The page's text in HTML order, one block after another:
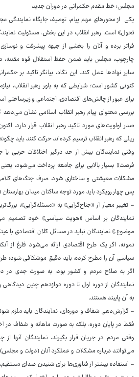
مجلس؛ خط مقدم حکمرانی در دوران جدید
یکی از محورهای مهم پیام، توصیف جایگاه
تحول» است. رهبر انقلاب در این بخش، مسئولیت
فراتر برده و آنان را بخشی از جبهه پیشرفت و
چارچوب، مجلس باید ضمن حفظ استقلال قوه مقننه،
سایر نهادها عمل کند. این نگاه، بیانگر تاکید بر
کنونی کشور است؛ شرایطی که به باور رهبر انقلاب،
برای عبور از چالش‌های اقتصادی، اجتماعی و زیرساختی
بررسی محتوای پیام رهبر انقلاب اسلامی نشان
صدر اولویت‌های مورد تاکید رهبر انقلاب قرار دارد.
ریلی که رهبر انقلاب ترسیم کرده‌اند حرکت کنند باید
وقتی نمایندگان بیش از حد درگیر اختلافات حزبی
فرصت» بسیار بالایی برای جامعه پرداخت می‌شود،
مشکلات معیشتی و ساختاری شود، صرف جنگ‌های
پس چهار رویکرد باید مورد توجه ساکنان میدان
- تغییر معیار از «جناح‌گرایی» به «مسئله‌گرایی»:
نمایندگان بر اساس «هویت سیاسی» خود تصمیم
موضوع.» نمایندگان نباید در مسائل کلان اقتصادی با
نمونه، اگر یک طرح اقتصادی ارائه می‌شود فارغ از
سیاسی آن را مطرح کرده، باید دقیق موشکافی شود؛
اگر به صلاح مردم و کشور بود، به صورت جدی در
نمایندگان از دوره اول تا دوره دوازدهم چنین
به آن پایبند هستند.
- گزارش‌دهی شفاف و دوره‌ای: نمایندگان باید ملزم
فقط در پایان دوره، بلکه به صورت ماهانه و شفاف در
وقتی مردم در جریان قرار بگیرند، نمایندگان آنها از
می‌توانند درباره مشکلات و عملکرد آنان (دولت و
- استفاده بیشتر از فناوری‌ها برای شنیدن صدای